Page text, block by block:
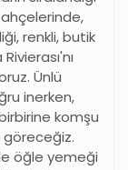
renkli, butik
Ünlü
inerken,
komşu
göreceğiz.
öğle yemeği